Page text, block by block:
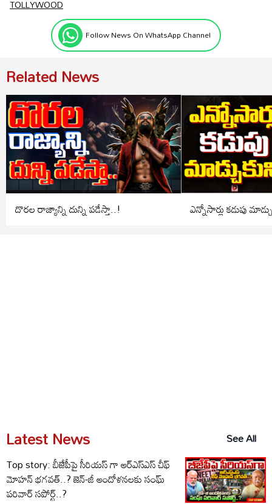
TOLLYWOOD
Follow News On WhatsApp Channel
Related News
దొరల రాజ్యాన్ని దున్ని పడేస్తా..! ఎన్నోసార్లు కడుపు
Latest News
See All
Top story: బీజేపీపై సీరియస్ గా ఆర్‌ఎస్‌ఎస్ చీఫ్
మోహన్ భగవత్..? జెన్-జీ ఆందోళనలకు సంఘ్
పరివార్ సపోర్ట్..?